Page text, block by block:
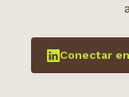
Conectar